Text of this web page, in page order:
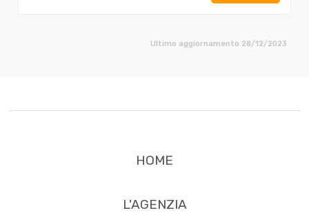
Ultimo aggiornamento 28/12/2023
HOME
L'AGENZIA